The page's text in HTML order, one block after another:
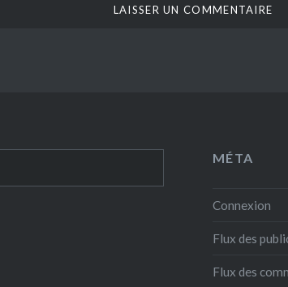
MÉTA
Connexion
Flux des
Flux des